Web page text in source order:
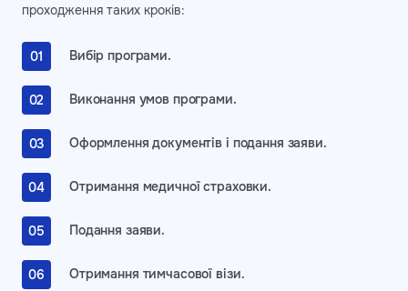
проходження таких кроків:
Вибір програми.
Виконання умов програми.
Оформлення документів і подання заяви.
Отримання медичної страховки.
Подання заяви.
Отримання тимчасової візи.